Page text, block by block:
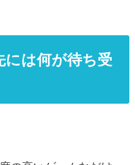
には何が待ち受